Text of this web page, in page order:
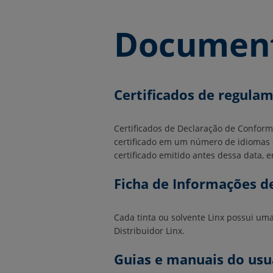
Certificados de
Certificados de Declaração de
certificado em um número de
certificado emitido antes dessa data,
Ficha de Informações
Cada tinta ou solvente Linx possui
Distribuidor Linx.
Guias e manuais do